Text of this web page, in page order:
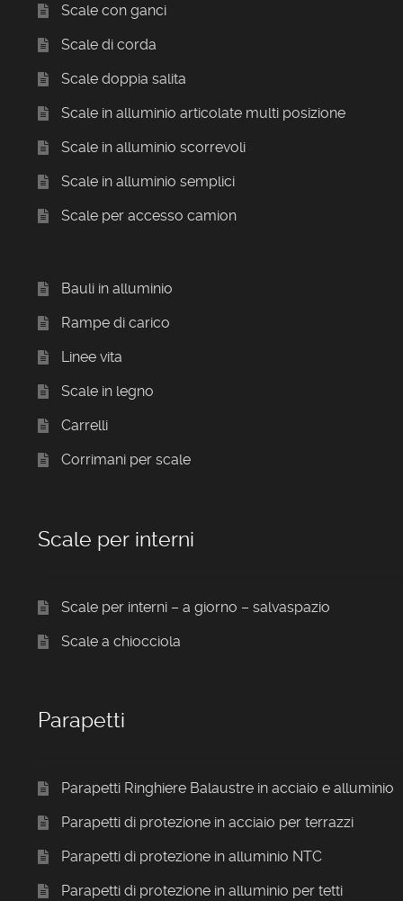
Scale con ganci
Scale di corda
Scale doppia salita
Scale in alluminio articolate multi posizione
Scale in alluminio scorrevoli
Scale in alluminio semplici
Scale per accesso camion
Bauli in alluminio
Rampe di carico
Linee vita
Scale in legno
Carrelli
Corrimani per scale
Scale per interni
Scale per interni – a giorno – salvaspazio
Scale a chiocciola
Parapetti
Parapetti Ringhiere Balaustre in acciaio e alluminio
Parapetti di protezione in acciaio per terrazzi
Parapetti di protezione in alluminio NTC
Parapetti di protezione in alluminio per tetti